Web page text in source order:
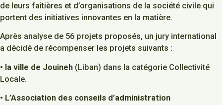
de leurs faîtières et d’organisations de la société civile qui
portent des initiatives innovantes en la matière.
Après analyse de 56 projets proposés, un jury international
a décidé de récompenser les projets suivants :
• la ville de Jouineh (Liban) dans la catégorie Collectivité
Locale.
• L’Association des conseils d’administration